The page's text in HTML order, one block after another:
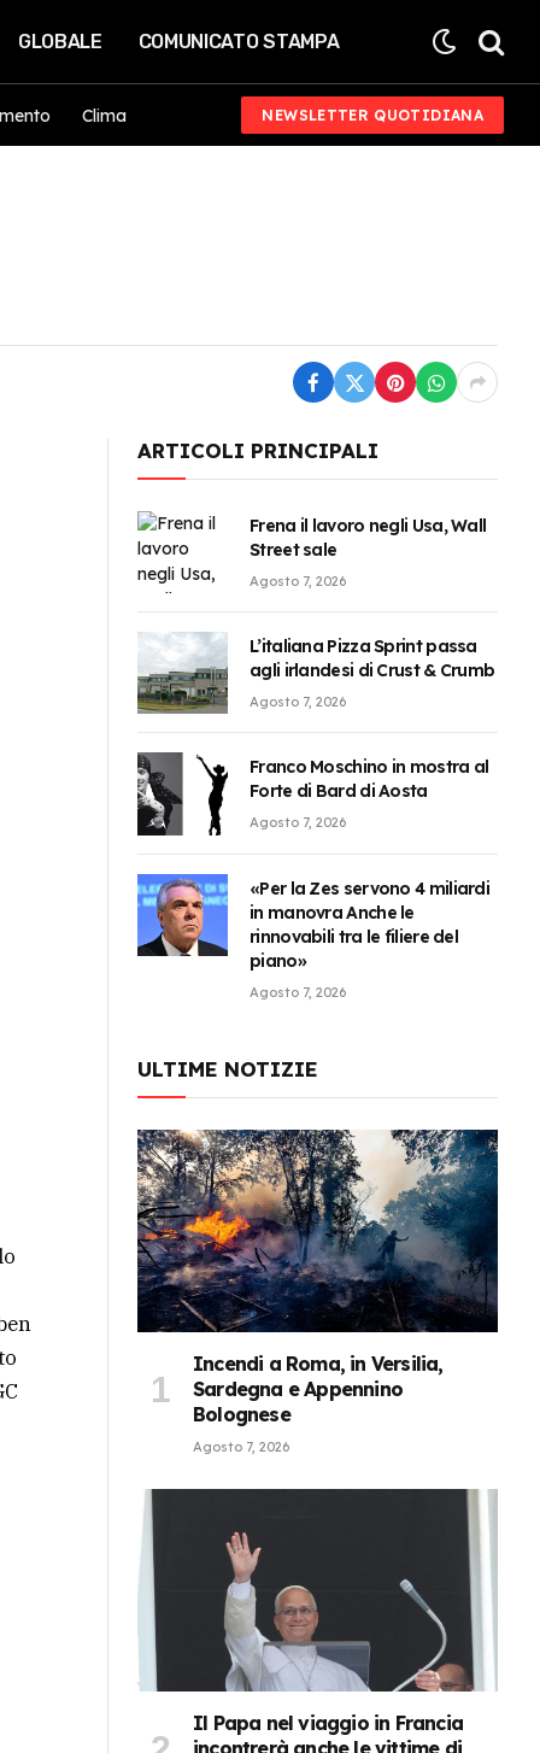
GLOBALE COMUNICATO STAMPA
Clima NEWSLETTER QUOTIDIANA
ARTICOLI PRINCIPALI
Frena il lavoro negli Usa, Wall
Street sale
Agosto 7, 2026
L’italiana Pizza Sprint passa
agli irlandesi di Crust & Crumb
Agosto 7, 2026
Franco Moschino in mostra al
Forte di Bard di Aosta
Agosto 7, 2026
«Per la Zes servono 4 miliardi
in manovra Anche le
rinnovabili tra le filiere del
piano»
Agosto 7, 2026
ULTIME NOTIZIE
Incendi a Roma, in Versilia,
Sardegna e Appennino
Bolognese
Agosto 7, 2026
Il Papa nel viaggio in Francia
incontrerà anche le vittime di